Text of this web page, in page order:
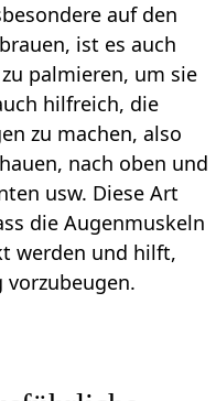
auf den
ist es auch
palmieren, um sie
hilfreich, die
zu machen, also
nach oben und
usw. Diese Art
die Augenmuskeln
werden und hilft,